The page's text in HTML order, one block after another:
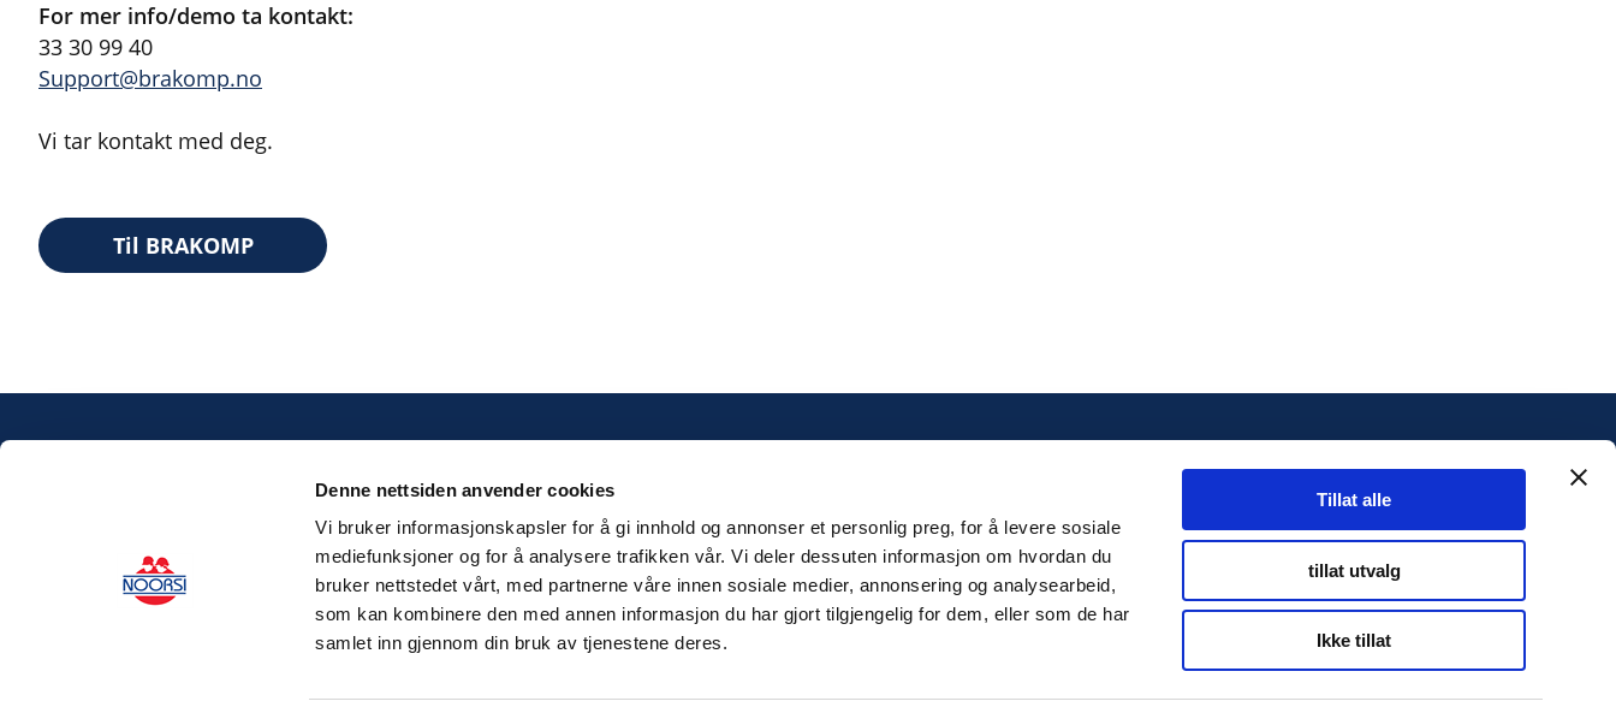
Denne nettsiden anvender cookies
Vi bruker informasjonskapsler for å gi innhold og annonser et personlig preg, for å levere sosiale
mediefunksjoner og for å analysere trafikken vår. Vi deler dessuten informasjon om hvordan du
bruker nettstedet vårt, med partnerne våre innen sosiale medier, annonsering og analysearbeid,
som kan kombinere den med annen informasjon du har gjort tilgjengelig for dem, eller som de har
samlet inn gjennom din bruk av tjenestene deres.
Tillat alle
tillat utvalg
Ikke tillat
For mer info/demo ta kontakt:
33 30 99 40
Support@brakomp.no
Vi tar kontakt med deg.
Til BRAKOMP
Kilengaten 15b, 3117 Tønsberg
Tlf: 33 30 99 40
Epost: info@noorsi.no
INFORMASJON
Cookies informasjon
Twitter